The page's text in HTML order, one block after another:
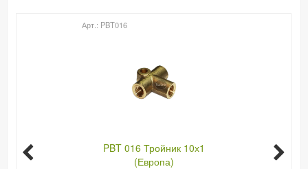
Арт.: PBT016
PBT 016 Тройник 10х1
(Европа)